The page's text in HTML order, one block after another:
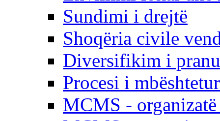
Sundimi i drejtë
Shoqëria civile
Diversifikim i
Procesi i
MCMS -